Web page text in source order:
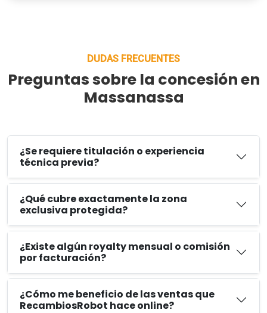
DUDAS FRECUENTES
Preguntas sobre la concesión en
Massanassa
¿Se requiere titulación o experiencia
técnica previa?
¿Qué cubre exactamente la zona
exclusiva protegida?
¿Existe algún royalty mensual o comisión
por facturación?
¿Cómo me beneficio de las ventas que
RecambiosRobot hace online?